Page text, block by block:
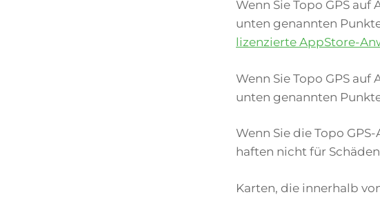
Wenn Sie Topo GPS
unten genannten
lizenzierte AppStore-
Wenn Sie Topo GPS
unten genannten
Wenn Sie die Topo
haften nicht für
Karten, die innerhalb